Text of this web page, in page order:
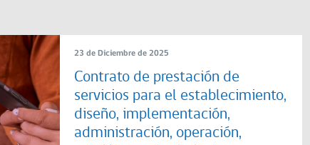
23 de Diciembre de 2025
Contrato de prestación de
servicios para el establecimiento,
diseño, implementación,
administración, operación,